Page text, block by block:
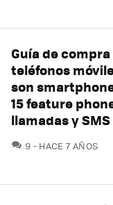
Guía de
teléfonos
son
15 feature
llamadas y SMS
9 COMENTARIOS
HACE 7 AÑOS